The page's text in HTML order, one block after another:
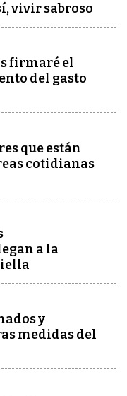
vivir sabroso
firmaré el
del gasto
que están
cotidianas
a la
y
medidas del